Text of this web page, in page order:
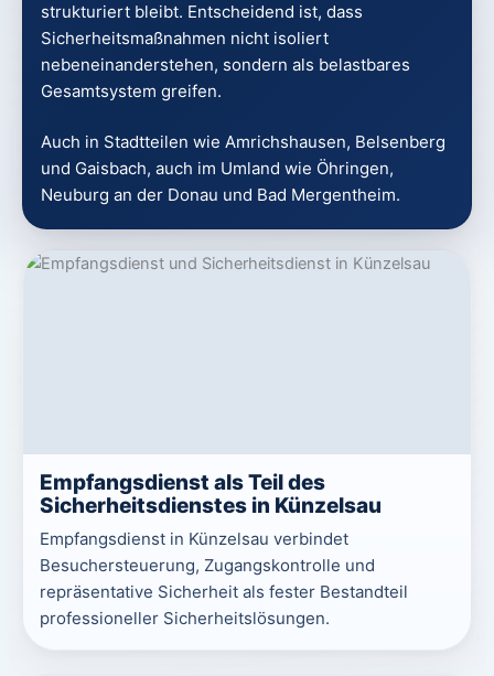
strukturiert bleibt. Entscheidend ist, dass
Sicherheitsmaßnahmen nicht isoliert
nebeneinanderstehen, sondern als belastbares
Gesamtsystem greifen.
Auch in Stadtteilen wie Amrichshausen, Belsenberg
und Gaisbach, auch im Umland wie Öhringen,
Neuburg an der Donau und Bad Mergentheim.
Empfangsdienst als Teil des
Sicherheitsdienstes in Künzelsau
Empfangsdienst in Künzelsau verbindet
Besuchersteuerung, Zugangskontrolle und
repräsentative Sicherheit als fester Bestandteil
professioneller Sicherheitslösungen.